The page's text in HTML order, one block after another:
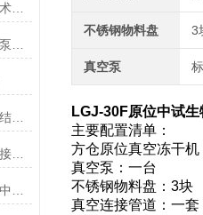
小型真空冷冻干燥机的操作流程技术详解
实验室冷冻干燥机能保留样品原有结构和活性
防爆电机蠕动泵的防爆电机选型与接线要求
不锈钢物料盘 3
真空泵
LGJ-30F原位中试生
主要配置清单：
方仓原位真空冻干机
真空泵：一台
不锈钢物料盘：3块
真空连接管道：一套